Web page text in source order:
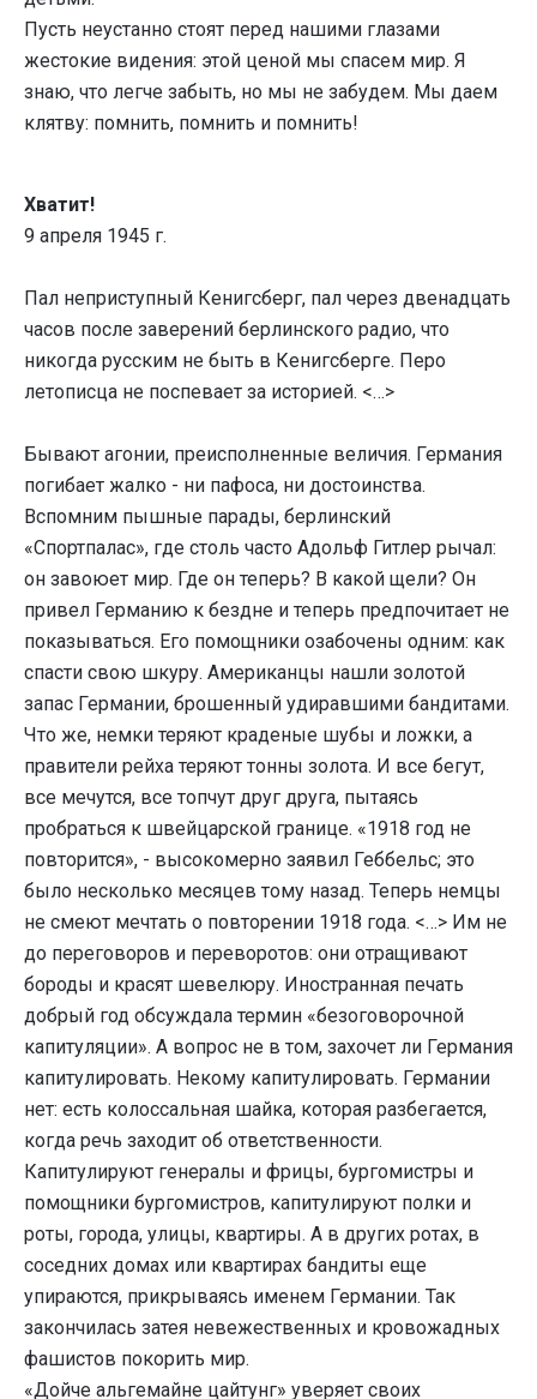
Пусть неустанно стоят перед нашими глазами
жестокие видения: этой ценой мы спасем мир. Я
знаю, что легче забыть, но мы не забудем. Мы даем
клятву: помнить, помнить и помнить!
Хватит!
9 апреля 1945 г.
Пал неприступный Кенигсберг, пал через двенадцать
часов после заверений берлинского радио, что
никогда русским не быть в Кенигсберге. Перо
летописца не поспевает за историей. <…>
Бывают агонии, преисполненные величия. Германия
погибает жалко - ни пафоса, ни достоинства.
Вспомним пышные парады, берлинский
«Спортпалас», где столь часто Адольф Гитлер рычал:
он завоюет мир. Где он теперь? В какой щели? Он
привел Германию к бездне и теперь предпочитает не
показываться. Его помощники озабочены одним: как
спасти свою шкуру. Американцы нашли золотой
запас Германии, брошенный удиравшими бандитами.
Что же, немки теряют краденые шубы и ложки, а
правители рейха теряют тонны золота. И все бегут,
все мечутся, все топчут друг друга, пытаясь
пробраться к швейцарской границе. «1918 год не
повторится», - высокомерно заявил Геббельс; это
было несколько месяцев тому назад. Теперь немцы
не смеют мечтать о повторении 1918 года. <…> Им не
до переговоров и переворотов: они отращивают
бороды и красят шевелюру. Иностранная печать
добрый год обсуждала термин «безоговорочной
капитуляции». А вопрос не в том, захочет ли Германия
капитулировать. Некому капитулировать. Германии
нет: есть колоссальная шайка, которая разбегается,
когда речь заходит об ответственности.
Капитулируют генералы и фрицы, бургомистры и
помощники бургомистров, капитулируют полки и
роты, города, улицы, квартиры. А в других ротах, в
соседних домах или квартирах бандиты еще
упираются, прикрываясь именем Германии. Так
закончилась затея невежественных и кровожадных
фашистов покорить мир.
«Дойче альгемайне цайтунг» уверяет своих